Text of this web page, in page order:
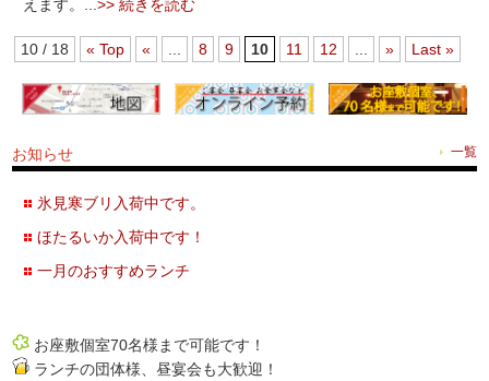
えます。...>> 続きを読む
10 / 18 « Top « 8 9 10 11 12 » Last »
お知らせ 一覧
氷見寒ブリ入荷中です。
ほたるいか入荷中です！
一月のおすすめランチ
お座敷個室70名様まで可能です！
ランチの団体様、昼宴会も大歓迎！